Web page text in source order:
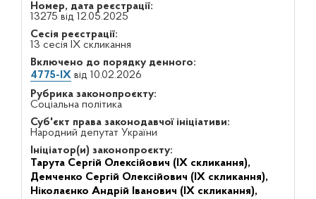
Номер, дата реєстрації:
13275 від 12.05.2025
Сесія реєстрації:
13 сесія IX скликання
Включено до порядку денного:
4775-IXвід 10.02.2026
Рубрика законопроєкту:
Соціальна політика
Суб'єкт права законодавчої ініціативи:
Народний депутат України
Ініціатор(и) законопроєкту:
Тарута Сергій Олексійович (IX скликання),
Демченко Сергій Олексійович (IX скликання),
Ніколаєнко Андрій Іванович (IX скликання),